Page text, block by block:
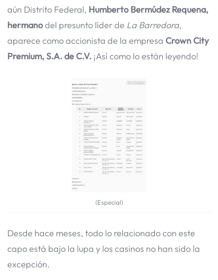
aún Distrito Federal, Humberto Bermúdez Requena,
hermanodel presunto líder de La Barredora,
aparece como accionista de la empresa Crown City
Premium, S.A. de C.V. ¡Así como lo están leyendo!
(Especial)
Desde hace meses, todo lo relacionado con este
capo está bajo la lupa y los casinos no han sido la
excepción.